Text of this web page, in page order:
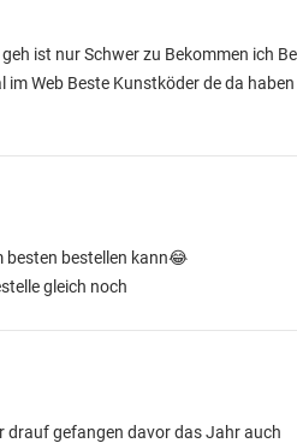
ist nur Schwer zu Bekommen ich
im Web Beste Kunstköder de da
besten bestellen kann😂
gleich noch
drauf gefangen davor das Jahr auch